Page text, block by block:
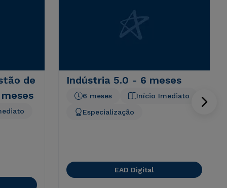
de
Indústria 5.0 - 6 meses
Início Imediato
6 meses
Especialização
EAD Digital